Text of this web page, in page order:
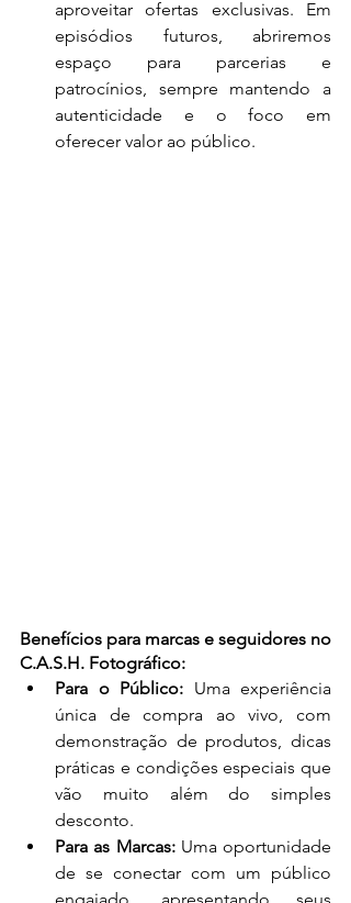
aproveitar ofertas exclusivas. Em
episódios futuros, abriremos
espaço para parcerias e
patrocínios, sempre mantendo a
autenticidade e o foco em
oferecer valor ao público.
Benefícios para marcas e seguidores no
C.A.S.H. Fotográfico:
Para o Público: Uma experiência
única de compra ao vivo, com
demonstração de produtos, dicas
práticas e condições especiais que
vão muito além do simples
desconto.
Para as Marcas: Uma oportunidade
de se conectar com um público